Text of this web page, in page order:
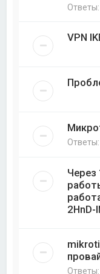
VPN
Через
2HnD-
Ответы: